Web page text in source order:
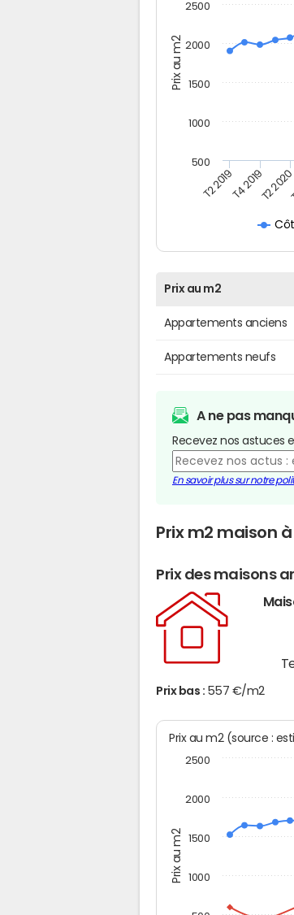
Prix au m2
T2 2019T4 2019T2 2020
500
1000
1500
2000
2500
Prix au m2
Appartements anciens
Appartements neufs
A ne pas
Recevez nos astuces
En savoir plus sur notre
Prix m2 maison
Prix des maisons
Prix bas : 557 €/m2
Prix au m2
Prix au m2
1000
1500
2000
2500